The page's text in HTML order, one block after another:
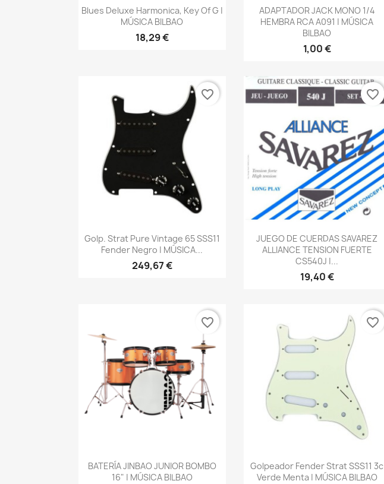
Vista rápida
Blues Deluxe Harmonica, Key Of G |
MÚSICA BILBAO
18,29 €
Vista rápida
ADAPTADOR JACK MONO 1/4
HEMBRA RCA A091 | MÚSICA
BILBAO
1,00 €
Vista rápida
Golp. Strat Pure Vintage 65 SSS11
Fender Negro | MÚSICA...
249,67 €
favorite_border
Vista rápida
JUEGO DE CUERDAS SAVAREZ
ALLIANCE TENSION FUERTE
CS540J |...
19,40 €
favorite_border
Vista rápida
BATERÍA JINBAO JUNIOR BOMBO
16" | MÚSICA BILBAO
favorite_border
Vista rápida
Golpeador Fender Strat SSS11 3c
Verde Menta | MÚSICA BILBAO
favorite_border